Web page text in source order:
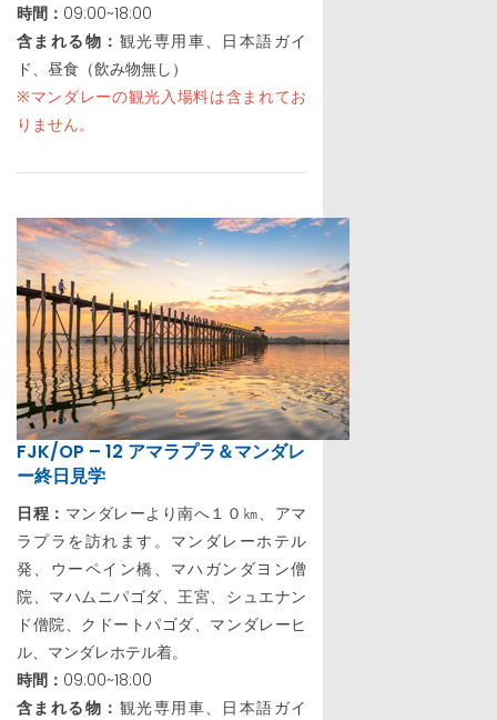
時間： 09:00~18:00
含まれる物： 観光専用車、日本語ガイ
ド、昼食（飲み物無し）
※マンダレーの観光入場料は含まれてお
りません。
FJK/OP – 12 アマラプラ＆マンダレ
ー終日見学
日程： マンダレーより南へ１０㎞、アマ
ラプラを訪れます。マンダレーホテル
発、ウーペイン橋、マハガンダヨン僧
院、マハムニパゴダ、王宮、シュエナン
ド僧院、クドートパゴダ、マンダレーヒ
ル、マンダレホテル着。
時間： 09:00~18:00
含まれる物： 観光専用車、日本語ガイ